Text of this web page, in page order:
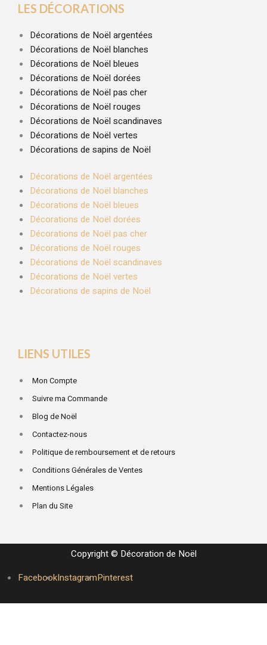
LES DÉCORATIONS
Décorations de Noël argentées
Décorations de Noël blanches
Décorations de Noël bleues
Décorations de Noël dorées
Décorations de Noël pas cher
Décorations de Noël rouges
Décorations de Noël scandinaves
Décorations de Noël vertes
Décorations de sapins de Noël
Décorations de Noël argentées
Décorations de Noël blanches
Décorations de Noël bleues
Décorations de Noël dorées
Décorations de Noël pas cher
Décorations de Noël rouges
Décorations de Noël scandinaves
Décorations de Noël vertes
Décorations de sapins de Noël
LIENS UTILES
Mon Compte
Suivre ma Commande
Blog de Noël
Contactez-nous
Politique de remboursement et de retours
Conditions Générales de Ventes
Mentions Légales
Plan du Site
Copyright © Décoration de Noël
FacebookInstagramPinterest